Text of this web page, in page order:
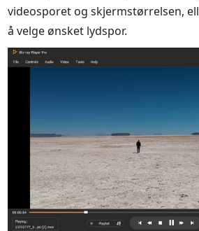
videosporet og skjermstørrelsen,
å velge ønsket lydspor.